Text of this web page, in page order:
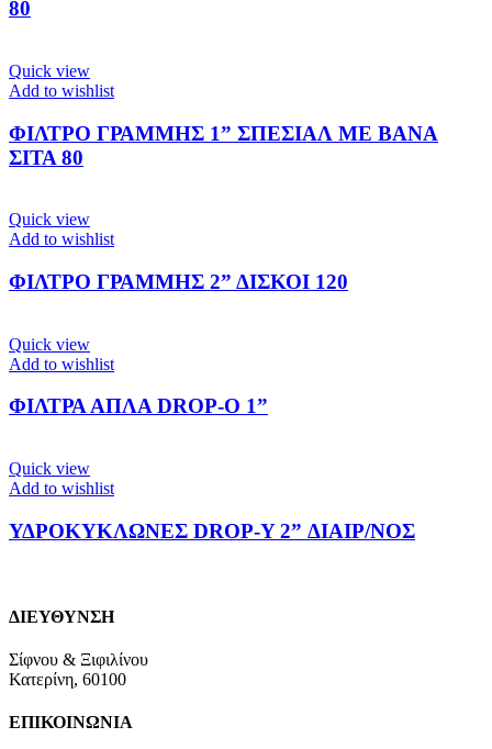
80
Quick view
Add to wishlist
ΦΙΛΤΡΟ ΓΡΑΜΜΗΣ 1” ΣΠΕΣΙΑΛ ΜΕ ΒΑΝΑ
ΣΙΤΑ 80
Quick view
Add to wishlist
ΦΙΛΤΡΟ ΓΡΑΜΜΗΣ 2” ΔΙΣΚΟΙ 120
Quick view
Add to wishlist
ΦΙΛΤΡΑ ΑΠΛΑ DROP-O 1”
Quick view
Add to wishlist
ΥΔΡΟΚΥΚΛΩΝΕΣ DROP-Y 2” ΔΙΑΙΡ/ΝΟΣ
ΔΙΕΥΘΥΝΣΗ
Σίφνου & Ξιφιλίνου
Κατερίνη, 60100
ΕΠΙΚΟΙΝΩΝΙΑ